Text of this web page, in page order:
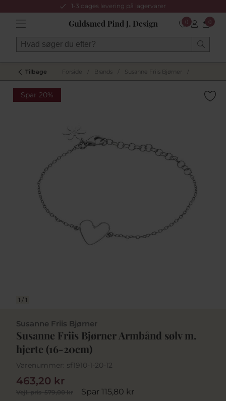
1-3 dages levering på lagervarer
0 0
Tilbage Forside Brands Susanne Friis Bjørner
Spar 20%
1 / 1
Susanne Friis Bjørner
Susanne Friis Bjørner Armbånd sølv m.
hjerte (16-20cm)
Varenummer: sf1910-1-20-12
Vejl. pris579,00 kr Spar 115,80 kr
463,20 kr